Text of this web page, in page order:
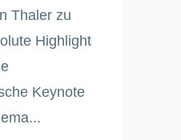
Thaler zu
Highlight
Keynote